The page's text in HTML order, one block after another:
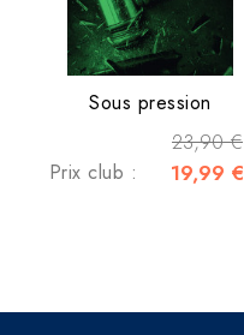
Sous pression
23,90 €
Prix club : 19,99 €